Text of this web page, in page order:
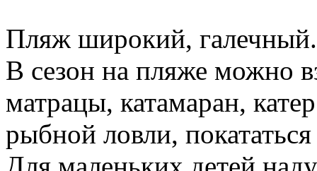
Пляж широкий, галечный.
В сезон на пляже можно
матрацы, катамаран,
рыбной ловли,